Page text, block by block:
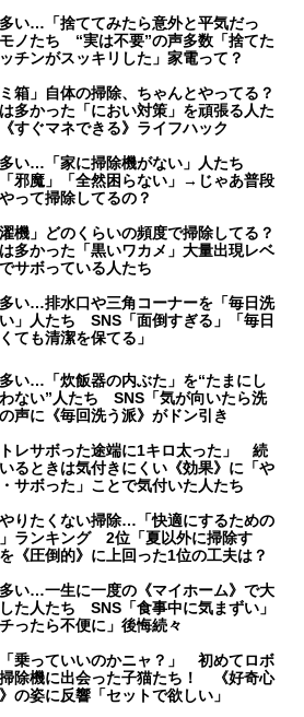
い…「捨ててみたら意外と平気だっ
ノたち “実は不要”の声多数「捨てた
チンがスッキリした」家電って？
ミ箱」自体の掃除、ちゃんとやってる？
多かった「におい対策」を頑張る人た
すぐマネできる》ライフハック
い…「家に掃除機がない」人たち
邪魔」「全然困らない」→じゃあ普段
って掃除してるの？
濯機」どのくらいの頻度で掃除してる？
多かった「黒いワカメ」大量出現レベ
サボっている人たち
い…排水口や三角コーナーを「毎日洗
」人たち SNS「面倒すぎる」「毎日
ても清潔を保てる」
い…「炊飯器の内ぶた」を“たまにし
ない”人たち SNS「気が向いたら洗
声に《毎回洗う派》がドン引き
トレサボった途端に1キロ太った」 続
るときは気付きにくい《効果》に「や
サボった」ことで気付いた人たち
りたくない掃除…「快適にするための
ランキング 2位「夏以外に掃除す
《圧倒的》に上回った1位の工夫は？
い…一生に一度の《マイホーム》で大
た人たち SNS「食事中に気まずい」
チったら不便に」後悔続々
乗っていいのかニャ？」 初めてロボ
除機に出会った子猫たち！ 《好奇心
の姿に反響「セットで欲しい」